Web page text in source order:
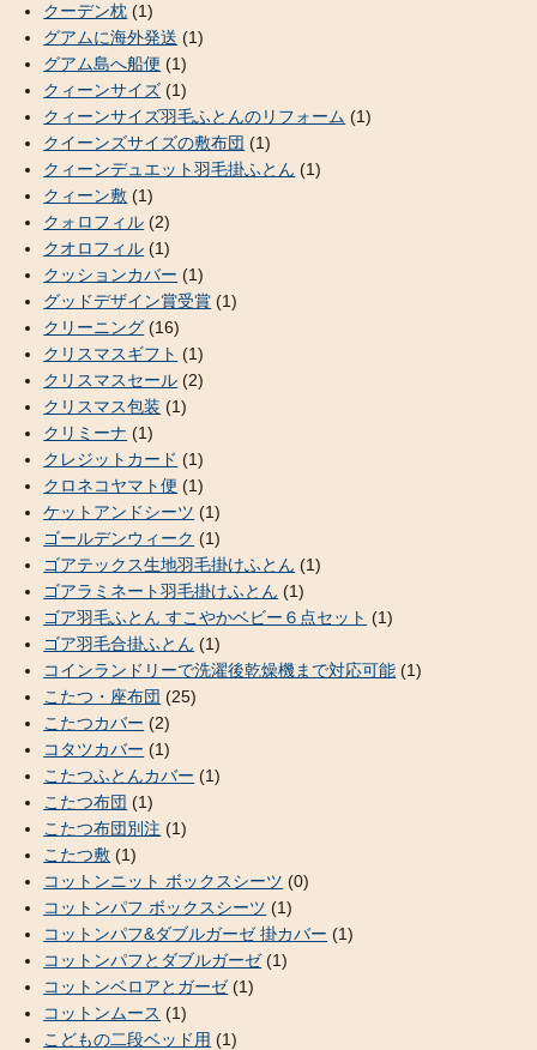
クーデン枕 (1)
グアムに海外発送 (1)
グアム島へ船便 (1)
クィーンサイズ (1)
クィーンサイズ羽毛ふとんのリフォーム (1)
クイーンズサイズの敷布団 (1)
クィーンデュエット羽毛掛ふとん (1)
クィーン敷 (1)
クォロフィル (2)
クオロフィル (1)
クッションカバー (1)
グッドデザイン賞受賞 (1)
クリーニング (16)
クリスマスギフト (1)
クリスマスセール (2)
クリスマス包装 (1)
クリミーナ (1)
クレジットカード (1)
クロネコヤマト便 (1)
ケットアンドシーツ (1)
ゴールデンウィーク (1)
ゴアテックス生地羽毛掛けふとん (1)
ゴアラミネート羽毛掛けふとん (1)
ゴア羽毛ふとん すこやかベビー６点セット (1)
ゴア羽毛合掛ふとん (1)
コインランドリーで洗濯後乾燥機まで対応可能 (1)
こたつ・座布団 (25)
こたつカバー (2)
コタツカバー (1)
こたつふとんカバー (1)
こたつ布団 (1)
こたつ布団別注 (1)
こたつ敷 (1)
コットンニット ボックスシーツ (0)
コットンパフ ボックスシーツ (1)
コットンパフ&ダブルガーゼ 掛カバー (1)
コットンパフとダブルガーゼ(1)
コットンベロアとガーゼ(1)
コットンムース (1)
こどもの二段ベッド用 (1)